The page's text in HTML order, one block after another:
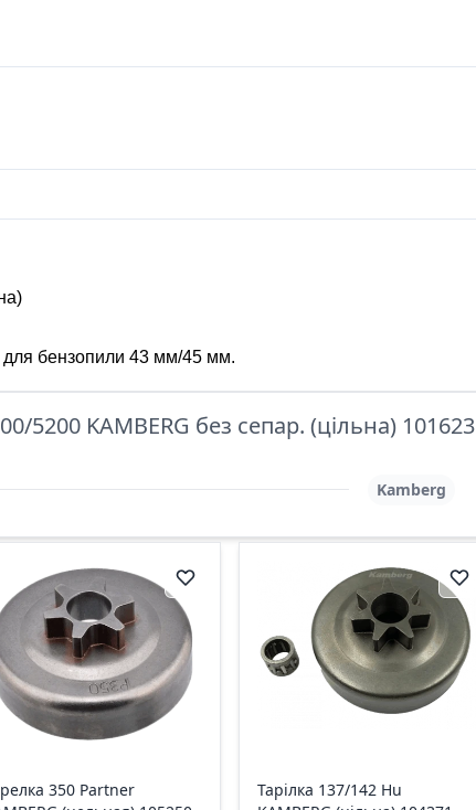
для бензопили 43 мм/45 мм.
5200 KAMBERG без сепар. (цільна) 101623
Kamberg
350 Partner
Тарілка 137/142 Hu